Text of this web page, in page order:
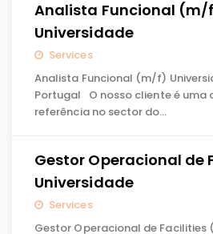
Analista Funcional (m/
Universidade
Services
Analista Funcional (m/f)
Portugal O nosso cliente é uma
referência no sector do…
Gestor Operacional
Universidade
Services
Gestor Operacional de